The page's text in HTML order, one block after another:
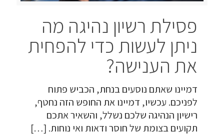
פסילת רשיון נהיגה מה
ניתן לעשות כדי להפחית
את הענישה?
דמיינו שאתם נוסעים בנחת, הכביש פתוח
לפניכם. עכשיו, דמיינו את החופש הזה נחטף,
רישיון הנהיגה שלכם נשלל, והשאיר אתכם
תקועים בצומת של חוסר ודאות ואי נוחות. […]